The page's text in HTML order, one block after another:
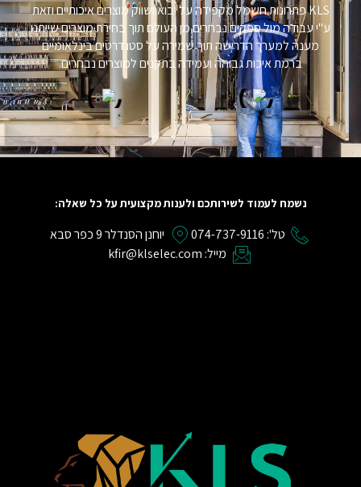
KLS פתרונות חשמל מקפידה על יבוא ושווק מוצרים איכותיים וזאת
ע"י עבודה מול ספקים נבחרים מן העולם תוך בחירת מוצרים שייתנו
מענה למערך הדרישה תוך שמירה על סטנדרטים בינלאומיים
ברמת איכות גבוהה ועמידה בתקנים למוצרים נבחרים.
נשמח לעמוד לשירותכם ולענות מקצועית על כל שאלה:
טל': 074-737-9116
יוחנן הסנדלר 9 כפר סבא
מייל: kfir@klselec.com